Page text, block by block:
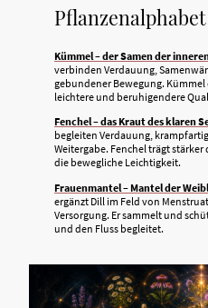
Pflanzenalphabet
Kümmel – der Samen der
verbinden Verdauung,
gebundener Bewegung.
leichtere und beruhigendere
Fenchel – das Kraut des klaren
begleiten Verdauung,
Weitergabe. Fenchel trägt
die bewegliche Leichtigkeit.
Frauenmantel – Mantel der
ergänzt Dill im Feld von
Versorgung. Er sammelt und
und den Fluss begleitet.